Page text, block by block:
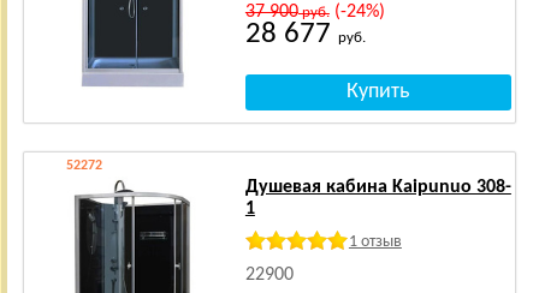
37 900руб.(-24%)
28 677 руб.
52272
Душевая кабина Kaipunuo 308-
1
1 отзыв
22900